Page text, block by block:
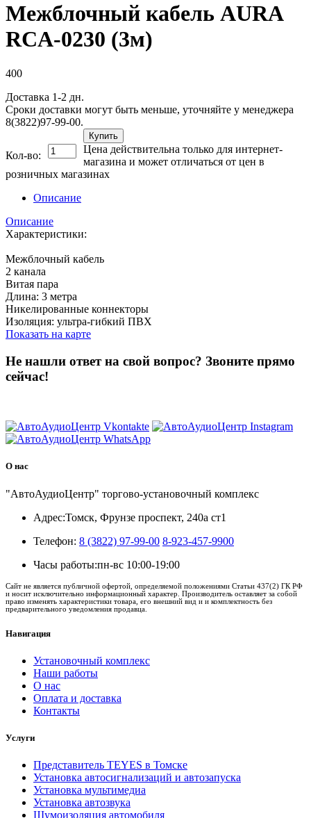
Межблочный кабель AURA
RCA-0230 (3м)
400
Доставка 1-2 дн.
Сроки доставки могут быть меньше, уточняйте у менеджера
8(3822)97-99-00.
Кол-во:
Купить
Цена действительна только для интернет-
магазина и может отличаться от цен в
розничных магазинах
Описание
Описание
Характеристики:
Межблочный кабель
2 канала
Витая пара
Длина: 3 метра
Никелированные коннекторы
Изоляция: ультра-гибкий ПВХ
Показать на карте
Не нашли ответ на свой вопрос? Звоните прямо
сейчас!
О нас
"АвтоАудиоЦентр" торгово-установочный комплекс
Адрес:Томск, Фрунзе проспект, 240а ст1
Телефон: 8 (3822) 97-99-00 8-923-457-9900
Часы работы:пн-вс 10:00-19:00
Сайт не является публичной офертой, определяемой положениями Статьи 437(2) ГК РФ
и носит исключительно информационный характер. Производитель оставляет за собой
право изменять характеристики товара, его внешний вид и и комплектность без
предварительного уведомления продавца.
Навигация
Установочный комплекс
Наши работы
О нас
Оплата и доставка
Контакты
Услуги
Представитель TEYES в Томске
Установка автосигнализаций и автозапуска
Установка мультимедиа
Установка автозвука
Шумоизоляция автомобиля